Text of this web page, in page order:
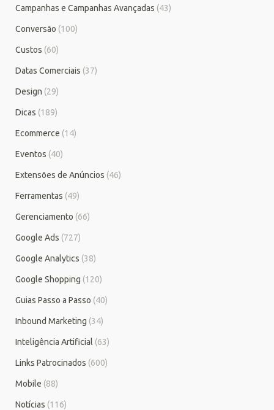
Campanhas e Campanhas Avançadas (43)
Conversão (100)
Custos (60)
Datas Comerciais (37)
Design (29)
Dicas (189)
Ecommerce (14)
Eventos (40)
Extensões de Anúncios (46)
Ferramentas (49)
Gerenciamento (66)
Google Ads (727)
Google Analytics (38)
Google Shopping (120)
Guias Passo a Passo (40)
Inbound Marketing (34)
Inteligência Artificial (63)
Links Patrocinados (600)
Mobile (88)
Notícias (116)